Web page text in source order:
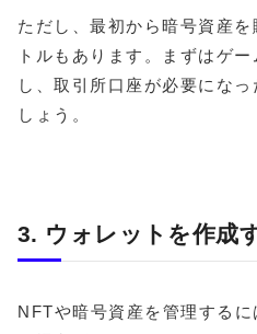
ただし、最初から暗号資産
トルもあります。まずはゲ
し、取引所口座が必要にな
しょう。
3. ウォレットを作成
NFTや暗号資産を管理する